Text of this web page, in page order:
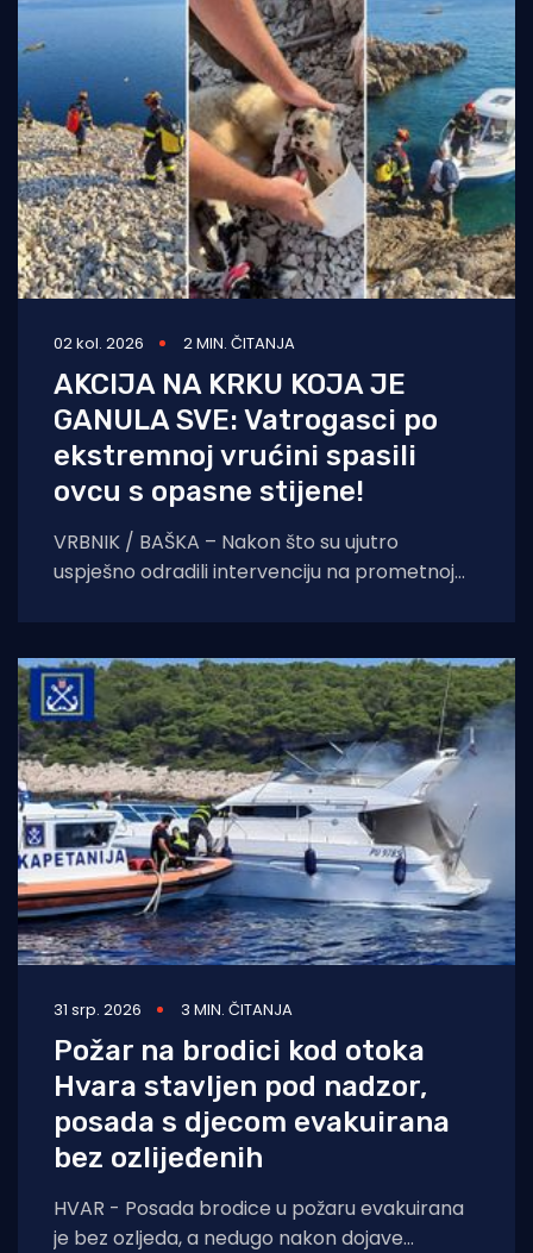
02 kol. 2026 2 MIN. ČITANJA
AKCIJA NA KRKU KOJA JE
GANULA SVE: Vatrogasci po
ekstremnoj vrućini spasili
ovcu s opasne stijene!
VRBNIK / BAŠKA – Nakon što su ujutro
uspješno odradili intervenciju na prometnoj
31 srp. 2026 3 MIN. ČITANJA
Požar na brodici kod otoka
Hvara stavljen pod nadzor,
posada s djecom evakuirana
bez ozlijeđenih
HVAR - Posada brodice u požaru evakuirana
je bez ozljeda, a nedugo nakon dojave